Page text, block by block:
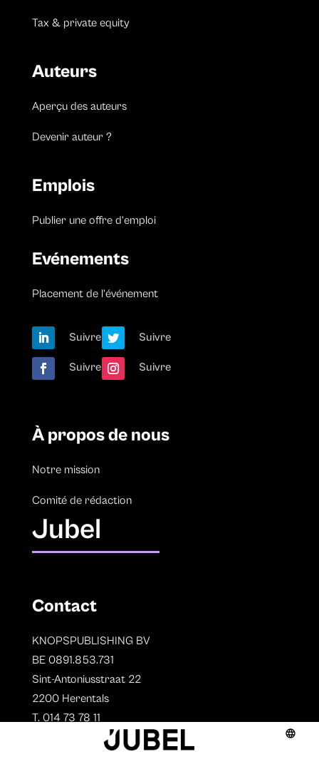
Tax & private equity
Auteurs
Aperçu des auteurs
Devenir auteur ?
Emplois
Publier une offre d’emploi
Evénements
Placement de l’événement
Suivre Suivre
Suivre Suivre
À propos de nous
Notre mission
Comité de rédaction
Jubel
Contact
KNOPSPUBLISHING BV
BE 0891.853.731
Sint-Antoniusstraat 22
2200 Herentals
T. 014 73 78 11